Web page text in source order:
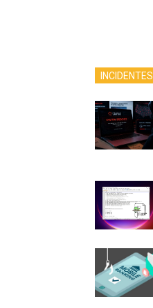
INCIDENTES